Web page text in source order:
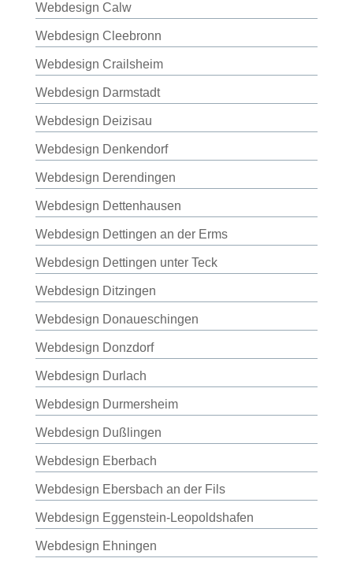
Webdesign Calw
Webdesign Cleebronn
Webdesign Crailsheim
Webdesign Darmstadt
Webdesign Deizisau
Webdesign Denkendorf
Webdesign Derendingen
Webdesign Dettenhausen
Webdesign Dettingen an der Erms
Webdesign Dettingen unter Teck
Webdesign Ditzingen
Webdesign Donaueschingen
Webdesign Donzdorf
Webdesign Durlach
Webdesign Durmersheim
Webdesign Dußlingen
Webdesign Eberbach
Webdesign Ebersbach an der Fils
Webdesign Eggenstein-Leopoldshafen
Webdesign Ehningen